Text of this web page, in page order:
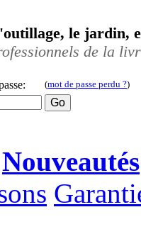
le jardin,
de la
(mot de passe perdu ?)
Nouveautés